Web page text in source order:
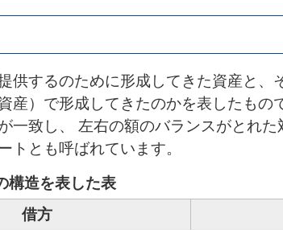
供するのために形成してきた資産と、
産）で形成してきたのかを表したもの
一致し、 左右の額のバランスがとれ
トとも呼ばれています。
構造を表した表
借方